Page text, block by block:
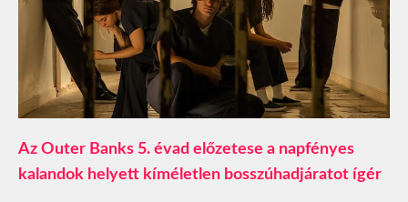
Az Outer Banks 5. évad előzetese a napfényes
kalandok helyett kíméletlen bosszúhadjáratot ígér